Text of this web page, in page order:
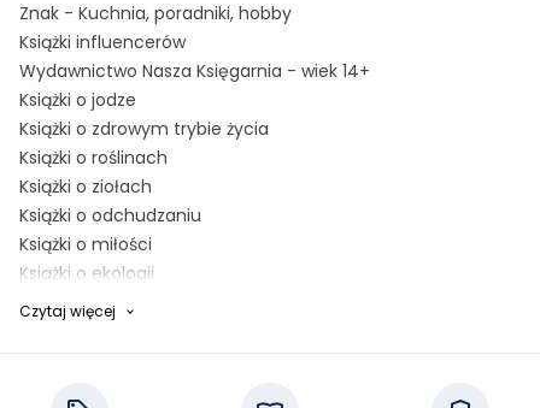
Znak - Kuchnia, poradniki, hobby
Książki influencerów
Wydawnictwo Nasza Księgarnia - wiek 14+
Książki o jodze
Książki o zdrowym trybie życia
Książki o roślinach
Książki o ziołach
Książki o odchudzaniu
Książki o miłości
Książki o ekologii
Książki o dietetyce
Czytaj więcej